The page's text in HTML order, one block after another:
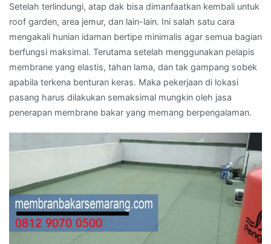
Setelah terlindungi, atap dak bisa dimanfaatkan kembali untuk
roof garden, area jemur, dan lain-lain. Ini salah satu cara
mengakali hunian idaman bertipe minimalis agar semua bagian
berfungsi maksimal. Terutama setelah menggunakan pelapis
membrane yang elastis, tahan lama, dan tak gampang sobek
apabila terkena benturan keras. Maka pekerjaan di lokasi
pasang harus dilakukan semaksimal mungkin oleh jasa
penerapan membrane bakar yang memang berpengalaman.